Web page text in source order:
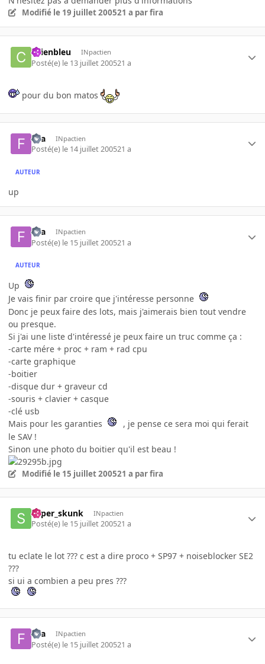
Modifié le 19 juillet 200521 a par fira
chienbleu INpactien
Posté(e) le 13 juillet 200521 a
pour du bon matos
fira INpactien
Posté(e) le 14 juillet 200521 a
AUTEUR
up
fira INpactien
Posté(e) le 15 juillet 200521 a
AUTEUR
Up
Je vais finir par croire que j'intéresse personne
Donc je peux faire des lots, mais j'aimerais bien tout vendre
ou presque.
Si j'ai une liste d'intéressé je peux faire un truc comme ça :
-carte mére + proc + ram + rad cpu
-carte graphique
-boitier
-disque dur + graveur cd
-souris + clavier + casque
-clé usb
Mais pour les garanties
, je pense ce sera moi qui ferait
le SAV !
Sinon une photo du boitier qu'il est beau !
Modifié le 15 juillet 200521 a par fira
super_skunk INpactien
Posté(e) le 15 juillet 200521 a
tu eclate le lot ??? c est a dire proco + SP97 + noiseblocker SE2
???
si ui a combien a peu pres ???
fira INpactien
Posté(e) le 15 juillet 200521 a